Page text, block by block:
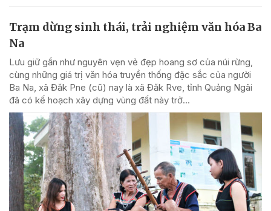
Trạm dừng sinh thái, trải nghiệm văn hóa Ba
Na
Lưu giữ gần như nguyên vẹn vẻ đẹp hoang sơ của núi rừng,
cùng những giá trị văn hóa truyền thống đặc sắc của người
Ba Na, xã Đăk Pne (cũ) nay là xã Đăk Rve, tỉnh Quảng Ngãi
đã có kế hoạch xây dựng vùng đất này trở...